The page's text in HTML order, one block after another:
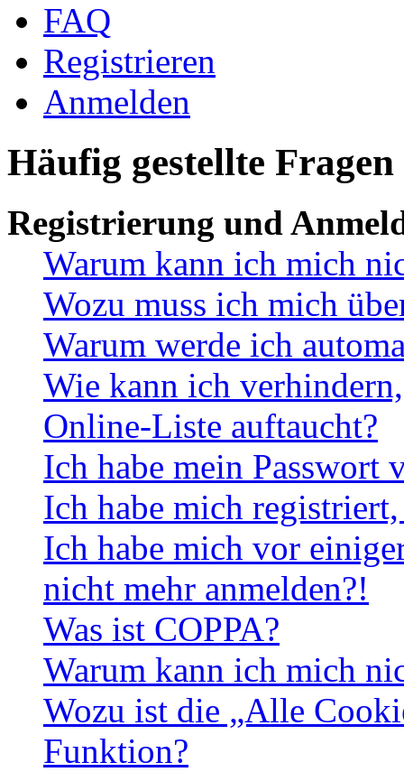
FAQ
Registrieren
Anmelden
Häufig gestellte Fragen
Registrierung und
Warum kann ich mich
Wozu muss ich mich
Warum werde ich
Wie kann ich
Online-Liste auftaucht?
Ich habe mein Passwort
Ich habe mich
Ich habe mich vor
nicht mehr anmelden?!
Was ist COPPA?
Warum kann ich mich
Wozu ist die „Alle
Funktion?